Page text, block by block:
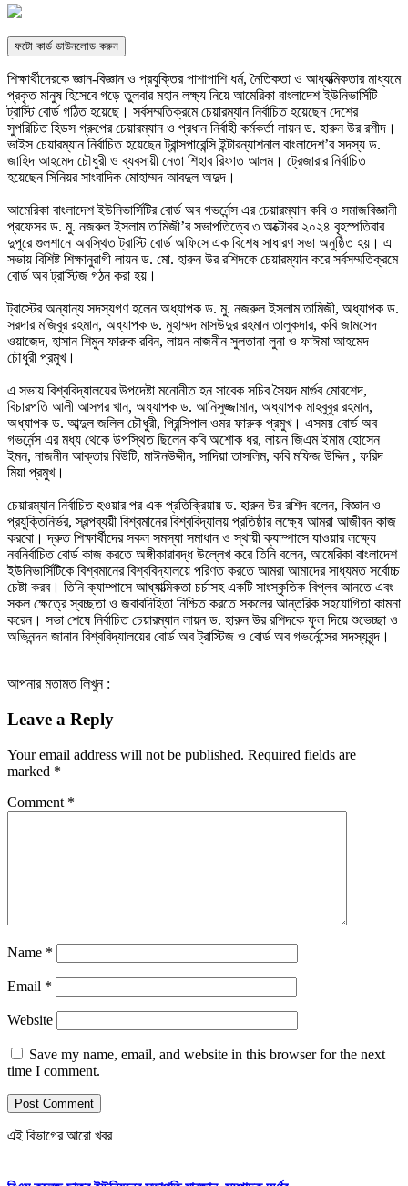
ফটো কার্ড ডাউনলোড করুন
শিক্ষার্থীদেরকে জ্ঞান-বিজ্ঞান ও প্রযুক্তির পাশাপাশি ধর্ম, নৈতিকতা ও আধ্যত্মিকতার মাধ্যমে
প্রকৃত মানুষ হিসেবে গড়ে তুলবার মহান লক্ষ্য নিয়ে আমেরিকা বাংলাদেশ ইউনিভার্সিটি
ট্রাস্টি বোর্ড গঠিত হয়েছে। সর্বসম্মতিক্রমে চেয়ারম্যান নির্বাচিত হয়েছেন দেশের
সুপরিচিত হিডস গ্রুপের চেয়ারম্যান ও প্রধান নির্বাহী কর্মকর্তা লায়ন ড. হারুন উর রশীদ।
ভাইস চেয়ারম্যান নির্বাচিত হয়েছেন ট্রান্সপারেন্সি ইন্টারন্যাশনাল বাংলাদেশ’র সদস্য ড.
জাহিদ আহমেদ চৌধুরী ও ব্যবসায়ী নেতা শিহাব রিফাত আলম। ট্রেজারার নির্বাচিত
হয়েছেন সিনিয়র সাংবাদিক মোহাম্মদ আবদুল অদুদ।
আমেরিকা বাংলাদেশ ইউনিভার্সিটির বোর্ড অব গভর্নেন্স এর চেয়ারম্যান কবি ও সমাজবিজ্ঞানী
প্রফেসর ড. মু. নজরুল ইসলাম তামিজী’র সভাপতিত্বে ৩ অক্টোবর ২০২৪ বৃহস্পতিবার
দুপুরে গুলশানে অবস্থিত ট্রাস্টি বোর্ড অফিসে এক বিশেষ সাধারণ সভা অনুষ্ঠিত হয়। এ
সভায় বিশিষ্ট শিক্ষানুরাগী লায়ন ড. মো. হারুন উর রশিদকে চেয়ারম্যান করে সর্বসম্মতিক্রমে
বোর্ড অব ট্রাস্টিজ গঠন করা হয়।
ট্রাস্টের অন্যান্য সদস্যগণ হলেন অধ্যাপক ড. মু. নজরুল ইসলাম তামিজী, অধ্যাপক ড.
সরদার মজিবুর রহমান, অধ্যাপক ড. মুহাম্মদ মাসউদুর রহমান তালুকদার, কবি জামসেদ
ওয়াজেদ, হাসান শিমুন ফারুক রবিন, লায়ন নাজনীন সুলতানা লুনা ও ফাঈমা আহমেদ
চৌধুরী প্রমুখ।
এ সভায় বিশ্ববিদ্যালয়ের উপদেষ্টা মনোনীত হন সাবেক সচিব সৈয়দ মার্গুব মোরশেদ,
বিচারপতি আলী আসগর খান, অধ্যাপক ড. আনিসুজ্জামান, অধ্যাপক মাহবুবুর রহমান,
অধ্যাপক ড. আব্দুল জলিল চৌধুরী, প্রিন্সিপাল ওমর ফারুক প্রমুখ। এসময় বোর্ড অব
গভর্নেন্স এর মধ্য থেকে উপস্থিত ছিলেন কবি অশোক ধর, লায়ন জিএম ইমাম হোসেন
ইমন, নাজনীন আক্তার বিউটি, মাঈনউদ্দীন, সাদিয়া তাসলিম, কবি মফিজ উদ্দিন , ফরিদ
মিয়া প্রমুখ।
চেয়ারম্যান নির্বাচিত হওয়ার পর এক প্রতিক্রিয়ায় ড. হারুন উর রশিদ বলেন, বিজ্ঞান ও
প্রযুক্তিনির্ভর, স্বল্পব্যয়ী বিশ্বমানের বিশ্ববিদ্যালয় প্রতিষ্ঠার লক্ষ্যে আমরা আজীবন কাজ
করবো। দ্রুত শিক্ষার্থীদের সকল সমস্যা সমাধান ও স্থায়ী ক্যাম্পাসে যাওয়ার লক্ষ্যে
নবনির্বাচিত বোর্ড কাজ করতে অঙ্গীকারাবদ্ধ উল্লেখ করে তিনি বলেন, আমেরিকা বাংলাদেশ
ইউনিভার্সিটিকে বিশ্বমানের বিশ্ববিদ্যালয়ে পরিণত করতে আমরা আমাদের সাধ্যমত সর্বোচ্চ
চেষ্টা করব। তিনি ক্যাম্পাসে আধ্যাত্মিকতা চর্চাসহ একটি সাংস্কৃতিক বিপ্লব আনতে এবং
সকল ক্ষেত্রে স্বচ্ছতা ও জবাবদিহিতা নিশ্চিত করতে সকলের আন্তরিক সহযোগিতা কামনা
করেন। সভা শেষে নির্বাচিত চেয়ারম্যান লায়ন ড. হারুন উর রশিদকে ফুল দিয়ে শুভেচ্ছা ও
অভিনন্দন জানান বিশ্ববিদ্যালয়ের বোর্ড অব ট্রাস্টিজ ও বোর্ড অব গভর্নেন্সের সদস্যবৃন্দ।
আপনার মতামত লিখুন :
Leave a Reply
Your email address will not be published. Required fields are
marked *
Comment *
Name *
Email *
Website
Save my name, email, and website in this browser for the next
time I comment.
এই বিভাগের আরো খবর